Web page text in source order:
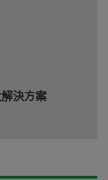
決方案